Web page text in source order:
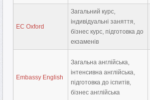
EC Oxford
Загальний курс,
індивідуальні заняття,
бізнес курс, підготовка до
екзаменів
Embassy English
Загальна англійська,
інтенсивна англійська,
підготовка до іспитів,
бізнес англійська